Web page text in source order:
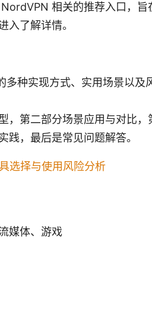
相关的推荐入口，
入了解详情。
多种实现方式、实用场景以及
，第二部分场景应用与对比，
践，最后是常见问题解答。
选择与使用风险分析
媒体、游戏